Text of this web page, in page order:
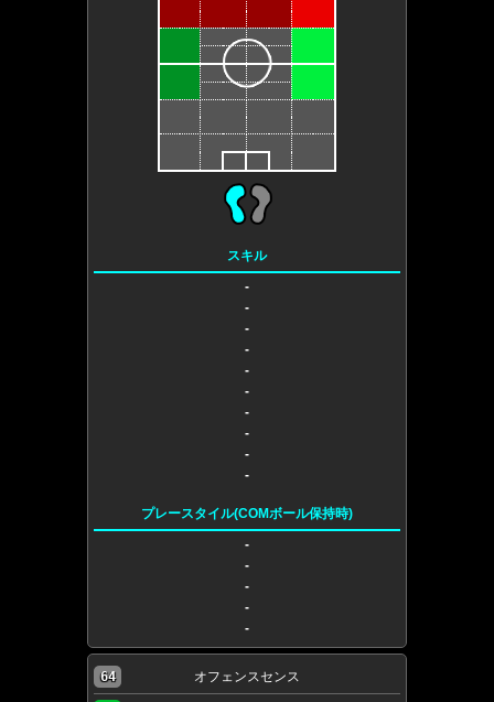
スキル
-
-
-
-
-
-
-
-
-
-
プレースタイル(COMボール保持時)
-
-
-
-
-
64 オフェンスセンス